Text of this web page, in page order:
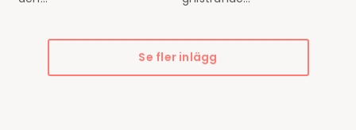
Se fler inlägg